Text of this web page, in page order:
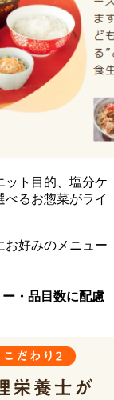
ット目的、塩分ケ
るお惣菜がライ
お好みのメニュー
・品目数に配慮